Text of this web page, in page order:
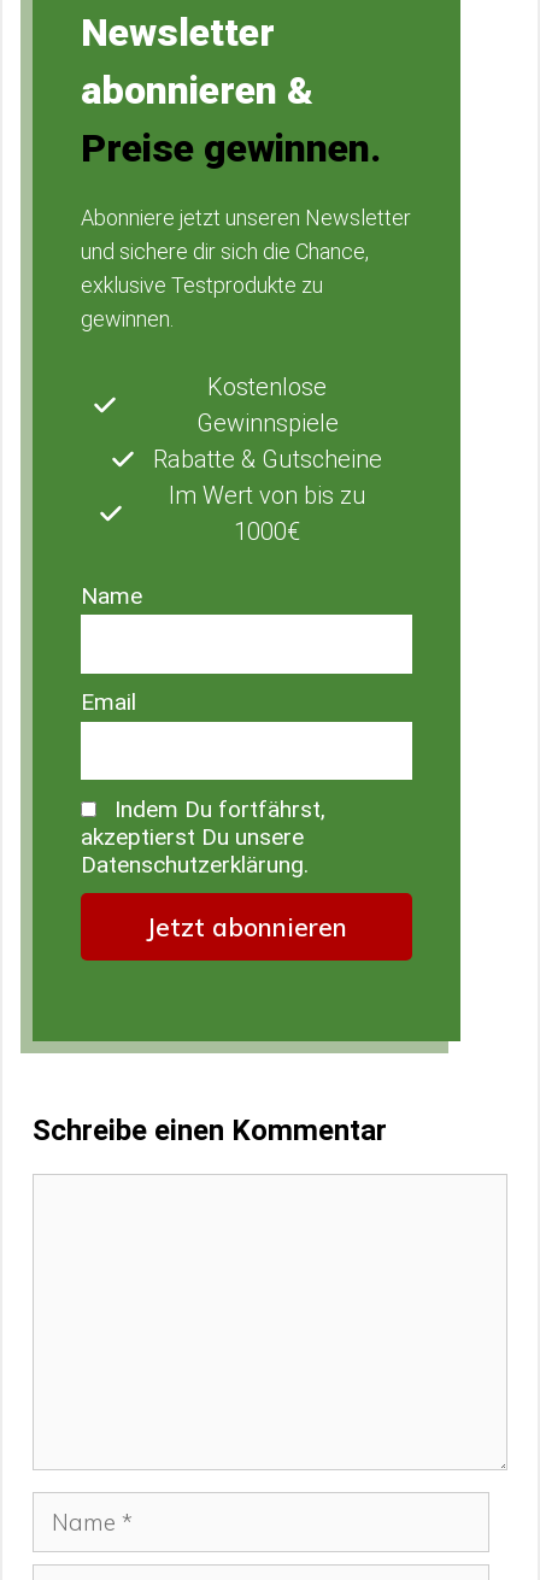
Newsletter
abonnieren &
Preise gewinnen.
Abonniere jetzt unseren Newsletter
und sichere dir sich die Chance,
exklusive Testprodukte zu
gewinnen.
Kostenlose
Gewinnspiele
Rabatte & Gutscheine
Im Wert von bis zu
1000€
Name
Email
Indem Du fortfährst,
akzeptierst Du unsere
Datenschutzerklärung.
Schreibe einen Kommentar
Name